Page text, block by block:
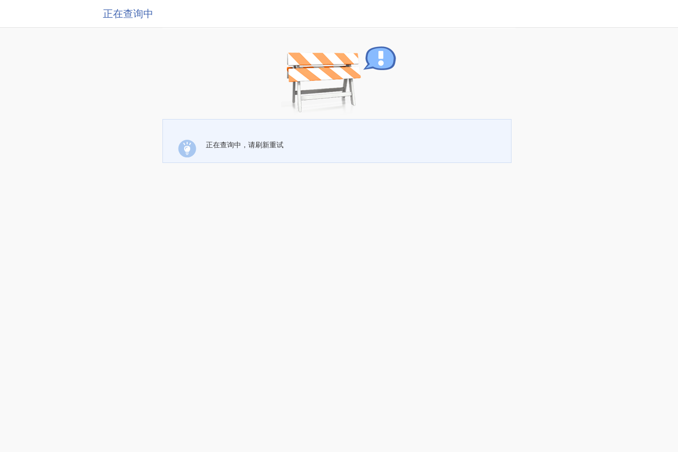
正在查询中
正在查询中，请刷新重试